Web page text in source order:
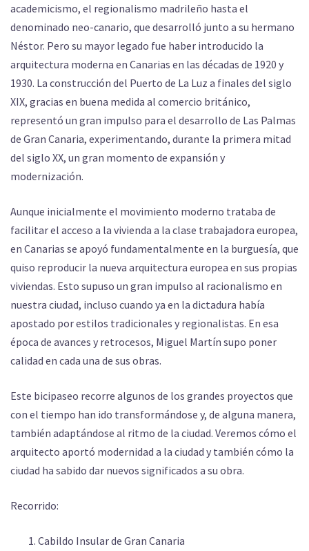
academicismo, el regionalismo madrileño hasta el
denominado neo-canario, que desarrolló junto a su hermano
Néstor. Pero su mayor legado fue haber introducido la
arquitectura moderna en Canarias en las décadas de 1920 y
1930. La construcción del Puerto de La Luz a finales del siglo
XIX, gracias en buena medida al comercio británico,
representó un gran impulso para el desarrollo de Las Palmas
de Gran Canaria, experimentando, durante la primera mitad
del siglo XX, un gran momento de expansión y
modernización.
Aunque inicialmente el movimiento moderno trataba de
facilitar el acceso a la vivienda a la clase trabajadora europea,
en Canarias se apoyó fundamentalmente en la burguesía, que
quiso reproducir la nueva arquitectura europea en sus propias
viviendas. Esto supuso un gran impulso al racionalismo en
nuestra ciudad, incluso cuando ya en la dictadura había
apostado por estilos tradicionales y regionalistas. En esa
época de avances y retrocesos, Miguel Martín supo poner
calidad en cada una de sus obras.
Este bicipaseo recorre algunos de los grandes proyectos que
con el tiempo han ido transformándose y, de alguna manera,
también adaptándose al ritmo de la ciudad. Veremos cómo el
arquitecto aportó modernidad a la ciudad y también cómo la
ciudad ha sabido dar nuevos significados a su obra.
Recorrido:
Cabildo Insular de Gran Canaria